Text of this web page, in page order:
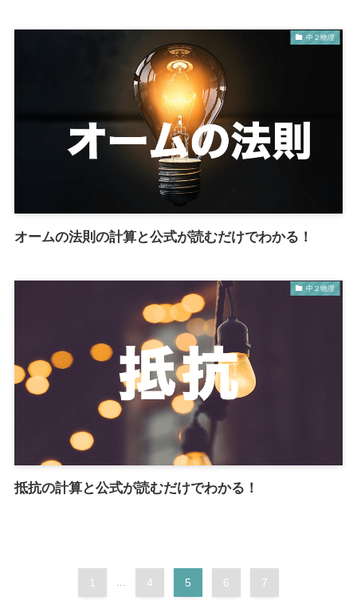
中２物理
オームの法則の計算と公式が読むだけでわかる！
中２物理
抵抗の計算と公式が読むだけでわかる！
1 ... 4 5 6 7